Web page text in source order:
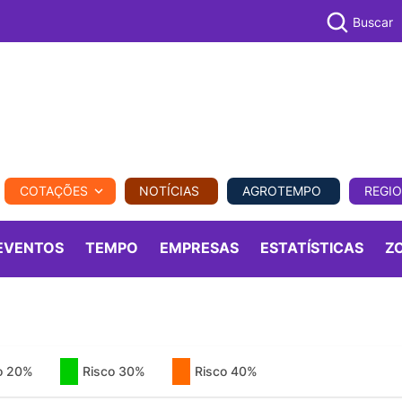
REGIONAL COMERCIAL AGROVIAGENS
Buscar
COTAÇÕES NOTÍCIAS AGROTEMPO
TEMPO EMPRESAS ESTATÍSTICAS
20% Risco 30% Risco 40%